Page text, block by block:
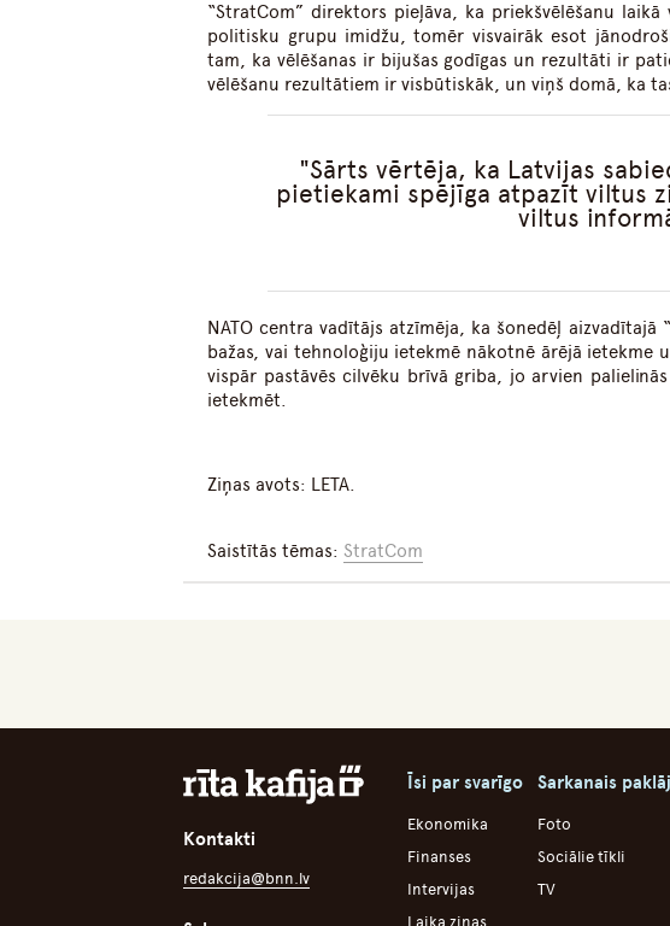
“StratCom” direktors pieļāva, ka priekšvēlēšanu
politisku grupu imidžu, tomēr visvairāk esot
tam, ka vēlēšanas ir bijušas godīgas un rezultāti ir
vēlēšanu rezultātiem ir visbūtiskāk, un viņš domā, ka
Sārts vērtēja, ka Latvijas
pietiekami spējīga atpazīt viltus
viltus
NATO centra vadītājs atzīmēja, ka šonedēļ
bažas, vai tehnoloģiju ietekmē nākotnē ārējā ietekme
vispār pastāvēs cilvēku brīvā griba, jo arvien
ietekmēt.
Ziņas avots: LETA.
Saistītās tēmas:StratCom
Kontakti
redakcija@bnn.lv
Īsi par svarīgo
Ekonomika
Finanses
Intervijas
Laika ziņas
Sarkanais
Foto
Sociālie tīkli
TV